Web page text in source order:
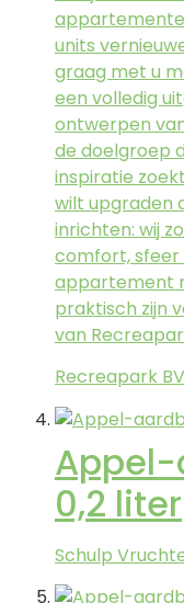
units
graag met u
een volledig
ontwerpen
de doelgroep
inspiratie
wilt upgraden
inrichten: wij
comfort, sfeer
appartement
praktisch zijn
van
Recreapark BV
0,2 liter
Schulp